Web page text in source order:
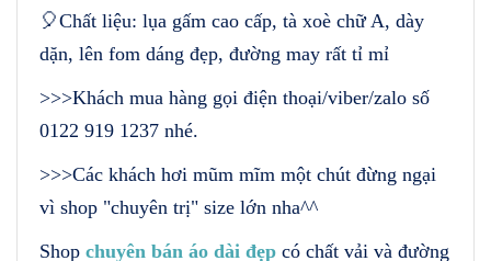
🎈Chất liệu: lụa gấm cao cấp, tà xoè chữ A, dày
dặn, lên fom dáng đẹp, đường may rất tỉ mỉ
>>>Khách mua hàng gọi điện thoại/viber/zalo số
0122 919 1237 nhé.
>>>Các khách hơi mũm mĩm một chút đừng ngại
vì shop "chuyên trị" size lớn nha^^
Shop chuyên bán áo dài đẹp có chất vải và đường